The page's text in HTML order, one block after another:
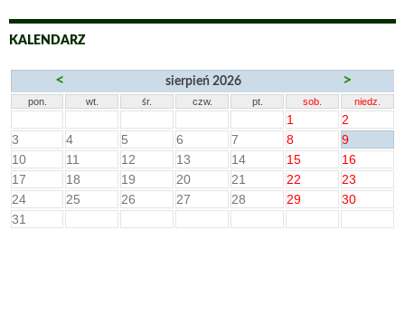
KALENDARZ
< sierpień 2026 >
pon. wt. śr. czw. pt. sob. niedz.
1
2
3
4 5 6 7 8
9
10
11 12 13 14 15
16
17
18 19 20 21 22
23
24
25 26 27 28 29
30
31